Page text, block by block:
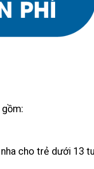
cho trẻ dưới 13